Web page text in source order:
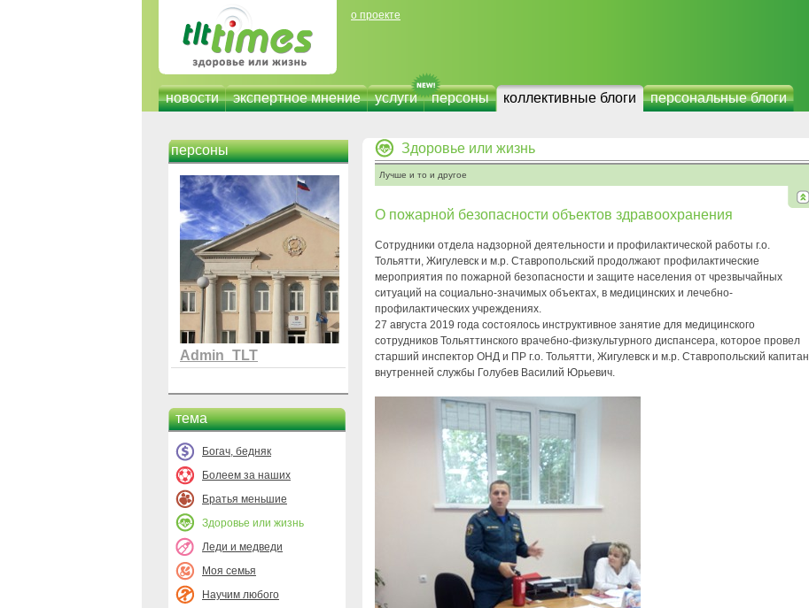
о проекте
новости экспертное мнение услуги персоны коллективные блоги персональные блоги
персоны
Admin_TLT
тема
Богач, бедняк
Болеем за наших
Братья меньшие
Здоровье или жизнь
Леди и медведи
Моя семья
Научим любого
Здоровье или жизнь
Лучше и то и другое
О пожарной безопасности объектов здравоохранения
Сотрудники отдела надзорной деятельности и профилактической работы г.о.
Тольятти, Жигулевск и м.р. Ставропольский продолжают профилактические
мероприятия по пожарной безопасности и защите населения от чрезвычайных
ситуаций на социально-значимых объектах, в медицинских и лечебно-
профилактических учреждениях.
27 августа 2019 года состоялось инструктивное занятие для медицинского
сотрудников Тольяттинского врачебно-физкультурного диспансера, которое провел
старший инспектор ОНД и ПР г.о. Тольятти, Жигулевск и м.р. Ставропольский капитан
внутренней службы Голубев Василий Юрьевич.